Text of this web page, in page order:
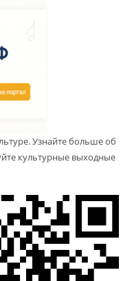
Узнайте больше об
культурные выходные